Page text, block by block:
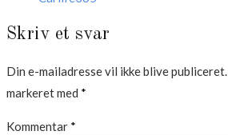
Skriv et svar
Din e-mailadresse vil ikke blive publiceret.
markeret med *
Kommentar *